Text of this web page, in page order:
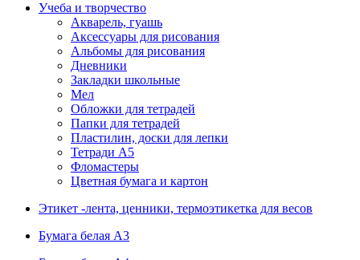
Учеба и творчество
Акварель, гуашь
Аксессуары для рисования
Альбомы для рисования
Дневники
Закладки школьные
Мел
Обложки для тетрадей
Папки для тетрадей
Пластилин, доски для лепки
Тетради А5
Фломастеры
Цветная бумага и картон
Этикет -лента, ценники, термоэтикетка для весов
Бумага белая А3